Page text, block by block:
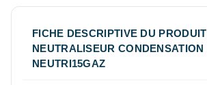
FICHE DESCRIPTIVE DU PRODUIT
NEUTRALISEUR CONDENSATION
NEUTRI15GAZ